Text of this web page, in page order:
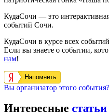
КудаСочи — это
событий Сочи.
КудаСочи в курсе всех
Если вы знаете о событии,
нам!
Напомнить
Вы организатор этого события?
Интересные